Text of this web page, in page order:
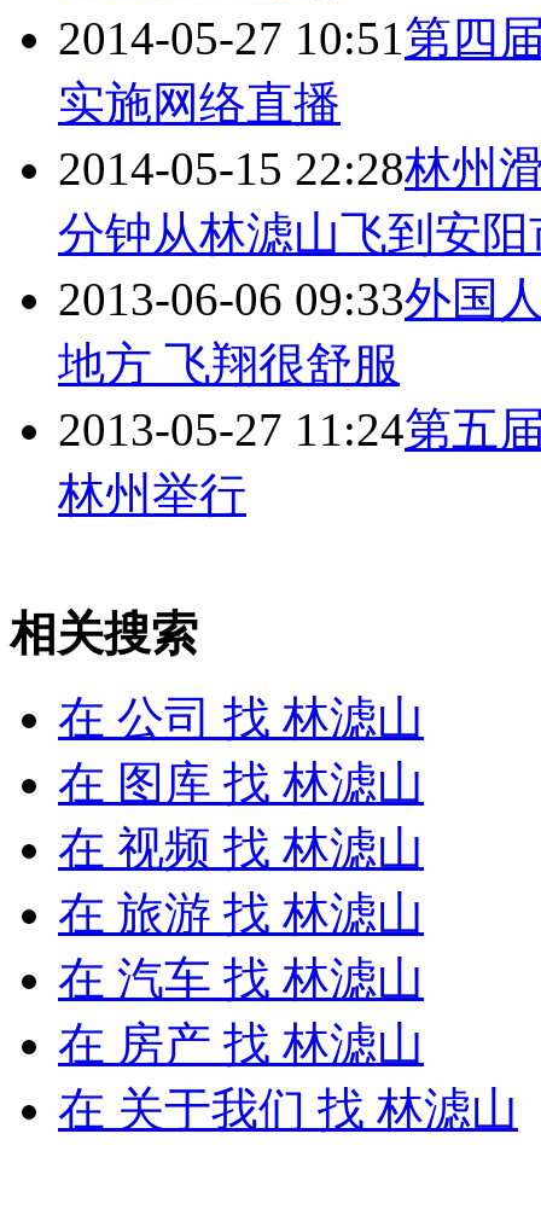
2014-05-27 10:51第四
实施网络直播
2014-05-15 22:28林州
分钟从林滤山飞到安阳
2013-06-06 09:33外国
地方 飞翔很舒服
2013-05-27 11:24第五
林州举行
相关搜索
在 公司 找 林滤山
在 图库 找 林滤山
在 视频 找 林滤山
在 旅游 找 林滤山
在 汽车 找 林滤山
在 房产 找 林滤山
在 关于我们 找 林滤山